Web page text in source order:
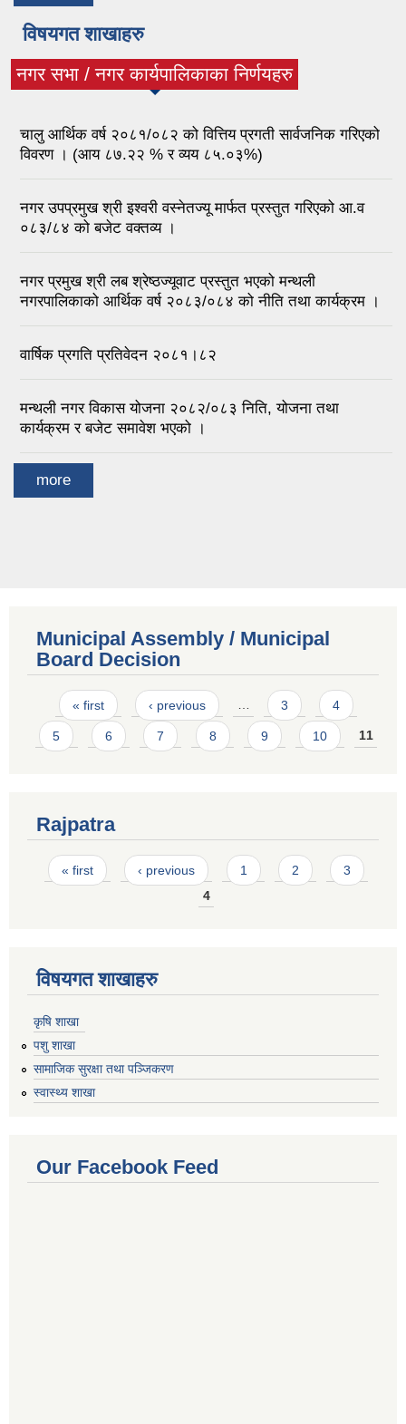
विषयगत शाखाहरु
नगर सभा / नगर कार्यपालिकाका निर्णयहरु
(active tab)
चालु आर्थिक वर्ष २०८१/०८२ को वित्तिय प्रगती सार्वजनिक गरिएको
विवरण । (आय ८७.२२ % र व्यय ८५.०३%)
नगर उपप्रमुख श्री इश्वरी वस्नेतज्यू मार्फत प्रस्तुत गरिएको आ.व
०८३/८४ को बजेट वक्तव्य ।
नगर प्रमुख श्री लब श्रेष्ठज्यूवाट प्रस्तुत भएको मन्थली
नगरपालिकाको आर्थिक वर्ष २०८३/०८४ को नीति तथा कार्यक्रम ।
वार्षिक प्रगति प्रतिवेदन २०८१।८२
मन्थली नगर विकास योजना २०८२/०८३ निति, योजना तथा
कार्यक्रम र बजेट समावेश भएको ।
more
Municipal Assembly / Municipal
Board Decision
Pages
« first ‹ previous … 3 4
5 6 7 8 9 10 11
Rajpatra
Pages
« first ‹ previous 1 2
3
4
विषयगत शाखाहरु
कृषि शाखा
पशु शाखा
सामाजिक सुरक्षा तथा पञ्जिकरण
स्वास्थ्य शाखा
Our Facebook Feed